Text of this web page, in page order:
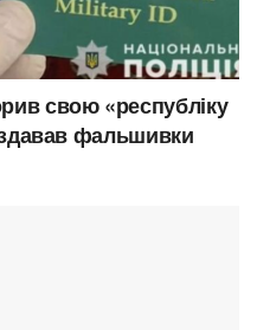
свою «республіку
фальшивки